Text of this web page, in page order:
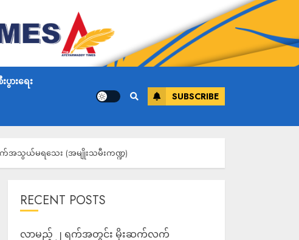
းပွားရေး
SUBSCRIBE
အသွယ်မရသေး (အမျိုးသမီးကဏ္ဍ)
RECENT POSTS
လာမည့် ၂ ရက်အတွင်း မိုးဆက်လက်